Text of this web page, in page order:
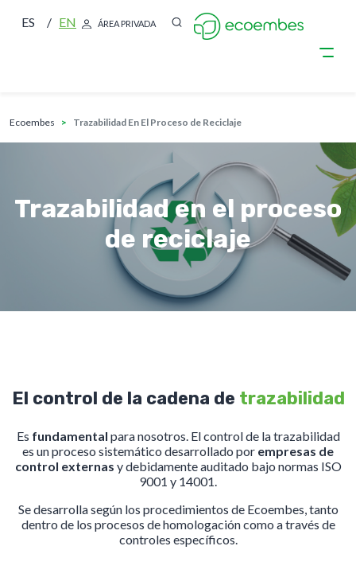
Pasar al contenido principal
ES EN ÁREA PRIVADA
sobrescribir enlaces de ayuda a la
ecoembes Trazabilidad En El Proceso de Reciclaje
Trazabilidad en el proceso
de reciclaje
El control de la cadena de trazabilidad
Es fundamental para nosotros. El control de la trazabilidad
es un proceso sistemático desarrollado por empresas de
control externas y debidamente auditado bajo normas ISO
9001 y 14001.
Se desarrolla según los procedimientos de Ecoembes, tanto
dentro de los procesos de homologación como a través de
controles específicos.